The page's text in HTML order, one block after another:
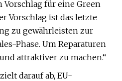
für eine Green
Vorschlag ist das letzte
zu gewährleisten zur
Phase. Um Reparaturen
attraktiver zu machen.“
darauf ab, EU-